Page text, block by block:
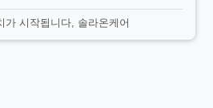
가 시작됩니다, 솔라온케어